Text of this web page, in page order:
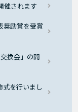
催されます
奨励賞を受賞
換会」の開
式を行いまし